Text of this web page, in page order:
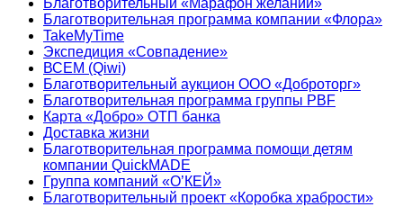
Благотворительный «Марафон желаний»
Благотворительная программа компании «Флора»
TakeMyTime
Экспедиция «Совпадение»
ВСЕМ (Qiwi)
Благотворительный аукцион ООО «Доброторг»
Благотворительная программа группы PBF
Карта «Добро» ОТП банка
Доставка жизни
Благотворительная программа помощи детям
компании QuickMADE
Группа компаний «О’КЕЙ»
Благотворительный проект «Коробка храбрости»